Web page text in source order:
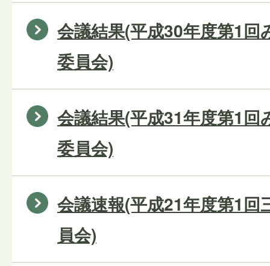
会議結果(平成30年度第1回
委員会)
会議結果(平成31年度第1回
委員会)
会議速報(平成21年度第1回
員会)